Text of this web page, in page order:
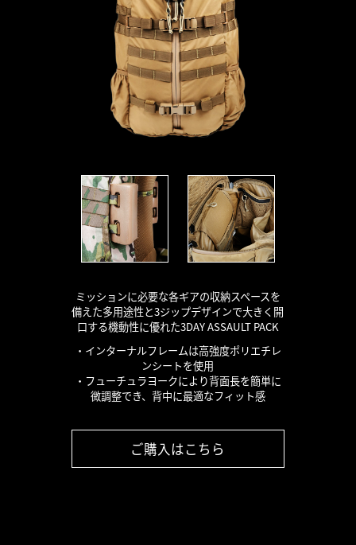
ミッションに必要な各ギアの収納スペースを
備えた多用途性と3ジップデザインで大きく開
口する機動性に優れた3DAY ASSAULT PACK
・インターナルフレームは高強度ポリエチレ
ンシートを使用
・フューチュラヨークにより背面長を簡単に
微調整でき、背中に最適なフィット感
ご購入はこちら